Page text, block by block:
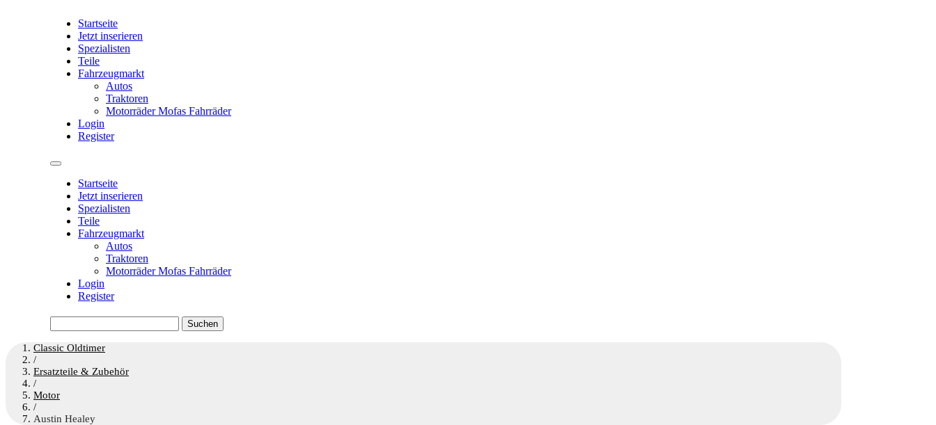
Startseite
Jetzt inserieren
Spezialisten
Teile
Fahrzeugmarkt
Autos
Traktoren
Motorräder Mofas Fahrräder
Login
Register
Startseite
Jetzt inserieren
Spezialisten
Teile
Fahrzeugmarkt
Autos
Traktoren
Motorräder Mofas Fahrräder
Login
Register
nach:
Classic Oldtimer
/
Ersatzteile & Zubehör
/
Motor
/
Austin Healey